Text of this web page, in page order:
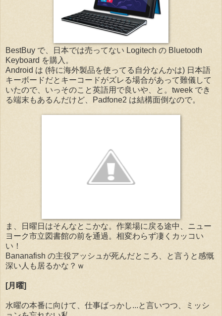
BestBuy で、日本では売ってない Logitech の Bluetooth
Keyboard を購入。
Android は (特に海外製品を使ってる自分なんかは) 日本語
キーボードだとキーコードがズレる場合があって難儀して
いたので、いっそのこと英語用で良いや、と。tweek でき
る端末もあるんだけど、Padfone2 は結構面倒なので。
ま、日曜日はそんなとこかな。作業場に戻る途中、ニュー
ヨーク市立図書館の前を通過。相変わらず凄くカッコい
い！
Bananafish の主役アッシュが死んだところ、と言うと感慨
深い人も居るかな？ｗ
[月曜]
水曜の本番に向けて、仕事ばっかし...と言いつつ、ミッシ